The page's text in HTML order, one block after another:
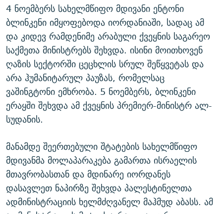
4 ნოემბერს სახელმწიფო მდივანი ენტონი
ბლინკენი იმყოფებოდა იორდანიაში, სადაც ამ
და კიდევ რამდენიმე არაბული ქვეყნის საგარეო
საქმეთა მინისტრებს შეხვდა. ისინი მოითხოვენ
ღაზის სექტორში ცეცხლის სრულ შეწყვეტას და
არა ჰუმანიტარულ პაუზას, რომელსაც
ვაშინგტონი ემხრობა. 5 ნოემბერს, ბლინკენი
ერაყში შეხვდა ამ ქვეყნის პრემიერ-მინისტრ ალ-
სუდანის.
მანამდე შეერთებული შტატების სახელმწიფო
მდივანმა მოლაპარაკება გამართა ისრაელის
მთავრობასთან და მდინარე იორდანეს
დასავლეთ ნაპირზე შეხვდა პალესტინელთა
ადმინისტრაციის ხელმძღვანელ მაჰმუდ აბასს. ამ